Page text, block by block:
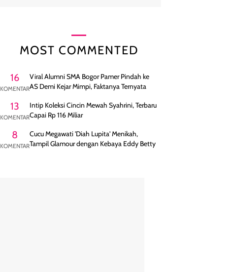
MOST COMMENTED
16
KOMENTAR
Viral Alumni SMA Bogor Pamer Pindah ke
AS Demi Kejar Mimpi, Faktanya Ternyata
13
KOMENTAR
Intip Koleksi Cincin Mewah Syahrini, Terbaru
Capai Rp 116 Miliar
8
KOMENTAR
Cucu Megawati 'Diah Lupita' Menikah,
Tampil Glamour dengan Kebaya Eddy Betty